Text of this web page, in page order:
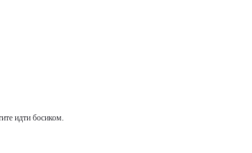
идти босиком.